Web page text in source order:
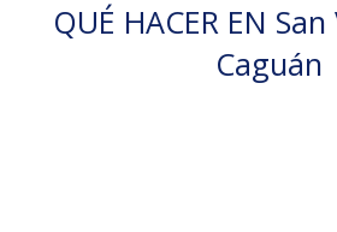
QUÉ HACER EN
Caguán